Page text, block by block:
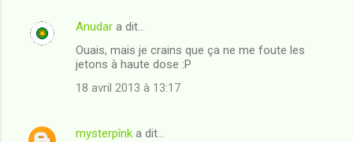
Anudar a dit…
Ouais, mais je crains que ça ne me foute les
jetons à haute dose :P
18 avril 2013 à 13:17
mysterpînk a dit…